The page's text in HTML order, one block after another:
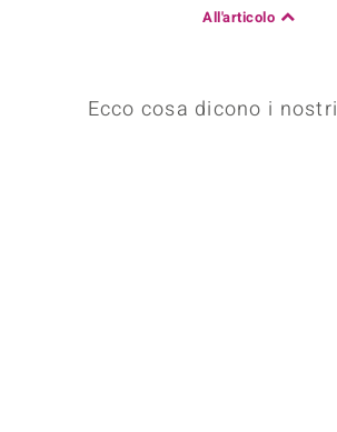
All'articolo
Ecco cosa dicono i